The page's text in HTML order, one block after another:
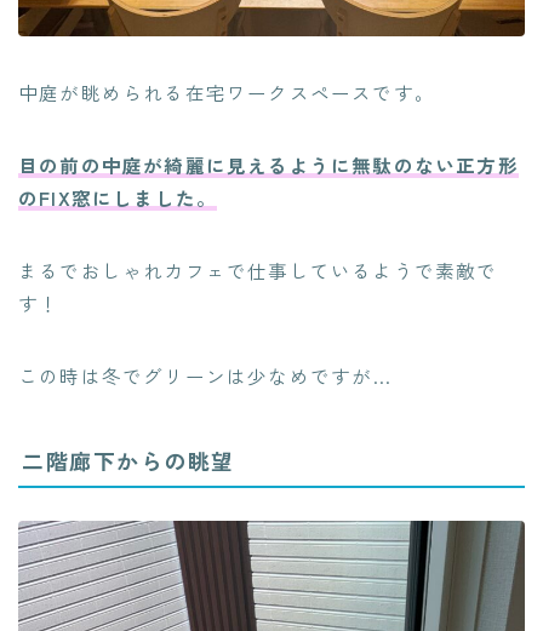
中庭が眺められる在宅ワークスペースです。
目の前の中庭が綺麗に見えるように無駄のない正方形
のFIX窓にしました。
まるでおしゃれカフェで仕事しているようで素敵で
す！
この時は冬でグリーンは少なめですが…
二階廊下からの眺望